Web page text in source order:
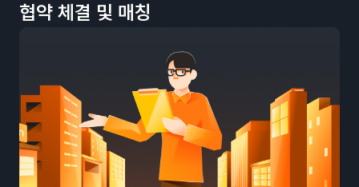
협약 체결 및 매칭